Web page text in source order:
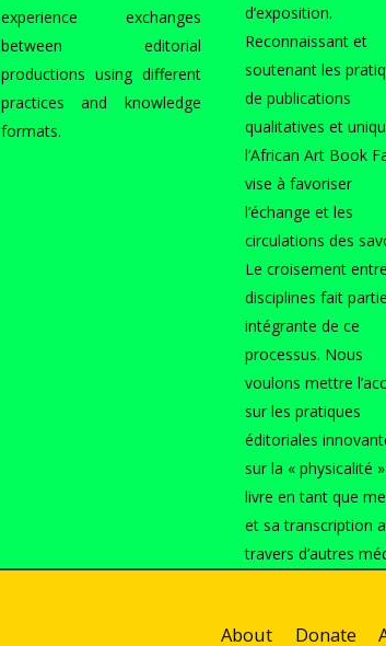
experience exchanges
between editorial
productions using different
practices and knowledge
formats.
d’exposition.
Reconnaissant et
soutenant les
de publications
qualitatives et
l’African Art Book
vise à favoriser
l’échange et les
circulations des
Le croisement
disciplines fait partie
intégrante de ce
processus. Nous
voulons mettre
sur les pratiques
éditoriales
sur la « physicalité
livre en tant que
et sa transcription
travers d’autres
About Donate